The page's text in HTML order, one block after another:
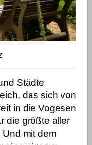
Städte
das sich von
in die Vogesen
die größte aller
mit dem